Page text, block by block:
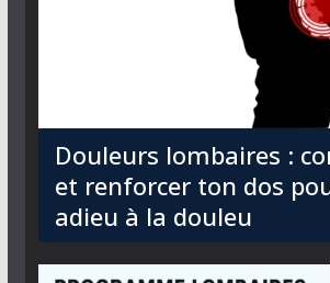
Douleurs lombaires :
et renforcer ton dos
adieu à la douleu